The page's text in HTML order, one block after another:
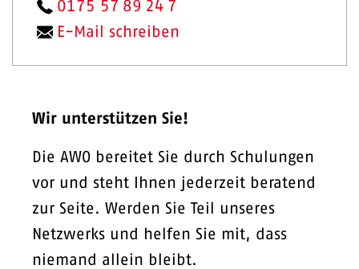
0175 57 89 24 7
E-Mail schreiben
Wir unterstützen Sie!
Die AWO bereitet Sie durch Schulungen
vor und steht Ihnen jederzeit beratend
zur Seite. Werden Sie Teil unseres
Netzwerks und helfen Sie mit, dass
niemand allein bleibt.